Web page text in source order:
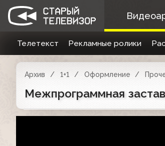
Телетекст Рекламные ролики
Архив 1+1 Оформление
Межпрограммная